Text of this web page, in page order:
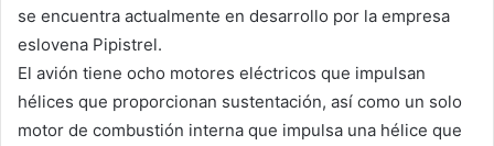
se encuentra actualmente en desarrollo por la empresa
eslovena Pipistrel.
El avión tiene ocho motores eléctricos que impulsan
hélices que proporcionan sustentación, así como un solo
motor de combustión interna que impulsa una hélice que